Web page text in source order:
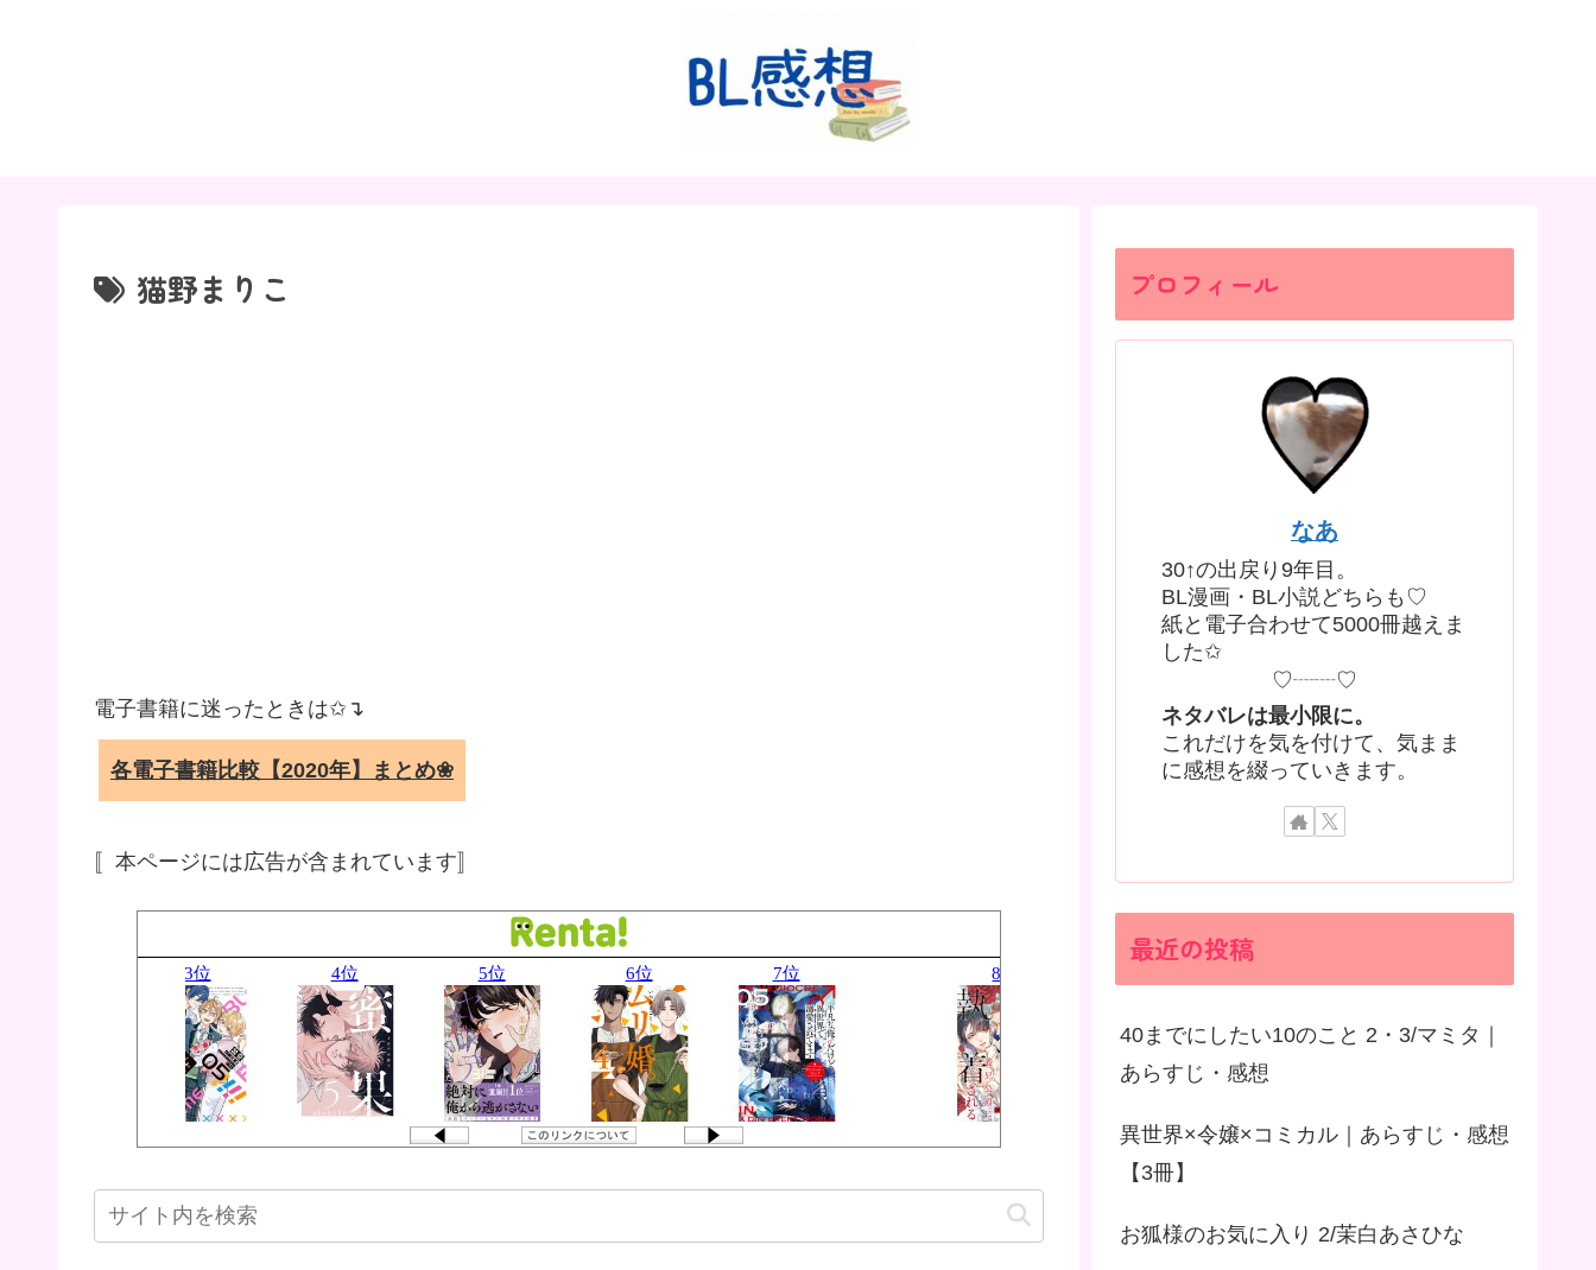
猫野まりこ
電子書籍に迷ったときは✩↴
各電子書籍比較【2020年】まとめ❀
〚本ページには広告が含まれています〛
プロフィール
なあ
30↑の出戻り9年目。
BL漫画・BL小説どちらも♡
紙と電子合わせて5000冊越えま
した✩
♡┈┈♡
ネタバレは最小限に。
これだけを気を付けて、気まま
に感想を綴っていきます。
最近の投稿
40までにしたい10のこと 2・3/マミタ｜
あらすじ・感想
異世界×令嬢×コミカル｜あらすじ・感想
【3冊】
お狐様のお気に入り 2/茉白あさひな